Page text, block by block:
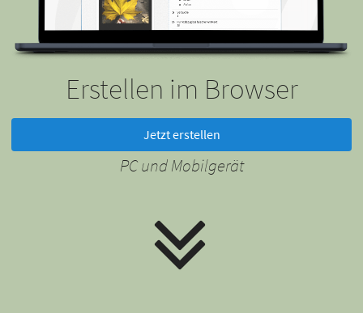
Erstellen im Browser
Jetzt erstellen
PC und Mobilgerät